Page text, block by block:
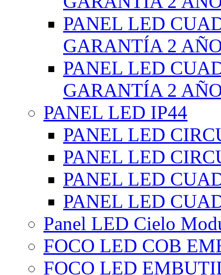
PANEL LED
GARANTÍA 2
PANEL LED
GARANTÍA 2
PANEL LED IP44
PANEL LED
PANEL LED
PANEL LED
PANEL LED
Panel LED Cielo
FOCO LED COB
FOCO LED